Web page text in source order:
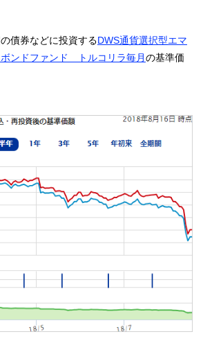
債券などに投資するDWS通貨選択型エマ
ンドファンド トルコリラ毎月の基準価